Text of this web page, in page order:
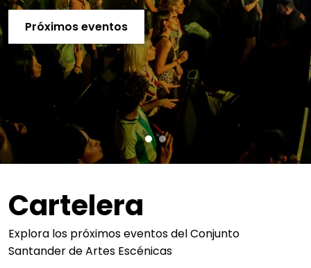
Conoce más
Cartelera
Explora los próximos eventos del Conjunto
Santander de Artes Escénicas